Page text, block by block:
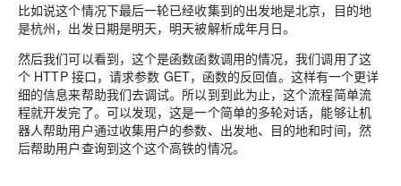
比如说这个情况下最后一轮已经收集到的出发地是北京，目的地
是杭州，出发日期是明天，明天被解析成年月日。
然后我们可以看到，这个是函数函数调用的情况，我们调用了这
个 HTTP 接口，请求参数 GET，函数的反回值。这样有一个更详
细的信息来帮助我们去调试。所以到到此为止，这个流程简单流
程就开发完了。可以发现，这是一个简单的多轮对话，能够让机
器人帮助用户通过收集用户的参数、出发地、目的地和时间，然
后帮助用户查询到这个这个高铁的情况。